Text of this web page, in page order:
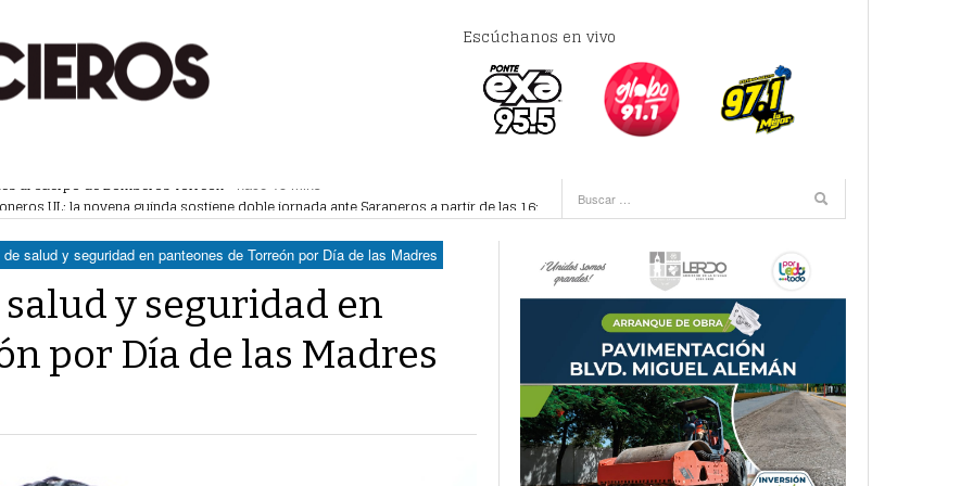
Escúchanos en vivo
UL; la novena guinda sostiene doble jornada ante Saraperos a partir de las 16:00 horas
-
palma, no hubo lesionados- hace 2 horas -
de Coahuila- hace 3 horas -
salud y seguridad en panteones de Torreón por Día de las Madres
y seguridad en
por Día de las Madres